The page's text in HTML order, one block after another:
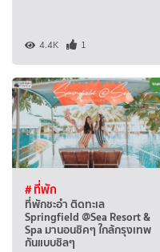
4.4K 1
# ที่พัก
ที่พักชะอำ ติดทะเล
Springfield @Sea Resort &
Spa มานอนชิคๆ ใกล้กรุงเทพ
กันแบบชิลๆ